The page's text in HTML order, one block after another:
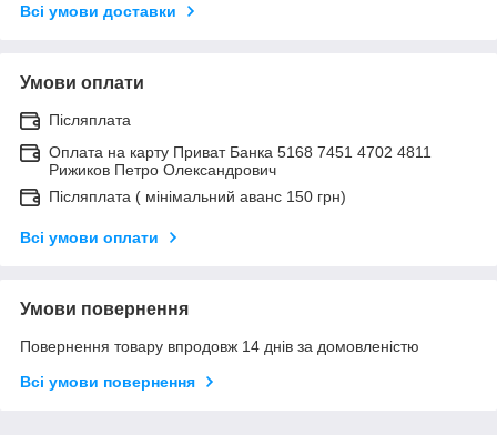
Всі умови доставки
Умови оплати
Післяплата
Оплата на карту Приват Банка 5168 7451 4702 4811
Рижиков Петро Олександрович
Післяплата ( мінімальний аванс 150 грн)
Всі умови оплати
Умови повернення
Повернення товару впродовж 14 днів за домовленістю
Всі умови повернення